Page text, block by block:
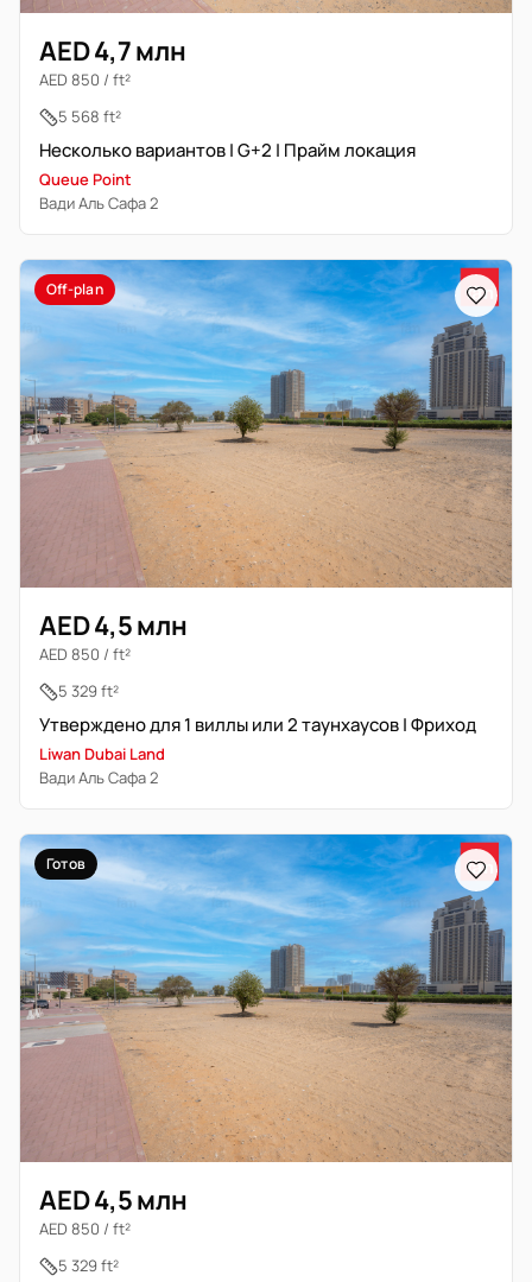
AED 4,7 млн
AED 850 / ft²
5 568 ft²
Несколько вариантов | G+2 | Прайм локация
Queue Point
Вади Аль Сафа 2
Off-plan
AED 4,5 млн
AED 850 / ft²
5 329 ft²
Утверждено для 1 виллы или 2 таунхаусов | Фриход
Liwan Dubai Land
Вади Аль Сафа 2
Готов
AED 4,5 млн
AED 850 / ft²
5 329 ft²